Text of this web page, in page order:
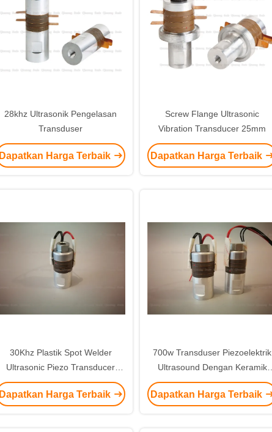
28khz Ultrasonik Pengelasan
Transduser
Dapatkan Harga Terbaik
Screw Flange Ultrasonic
Vibration Transducer 25mm
Dapatkan Harga Terbaik
30Khz Plastik Spot Welder
Ultrasonic Piezo Transducer
Dengan Keramik Black 30mm
Dapatkan Harga Terbaik
700w Transduser Piezoelektrik
Ultrasound Dengan Keramik
Piezoelektrik PZT4 4pcs
Dapatkan Harga Terbaik